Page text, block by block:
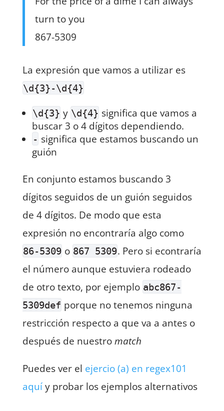
turn to you
867-5309
La expresión que vamos a utilizar es
\d{3}-\d{4}
\d{3} y \d{4} significa que vamos a
buscar 3 o 4 dígitos dependiendo.
- significa que estamos buscando un
guión
En conjunto estamos buscando 3
dígitos seguidos de un guión seguidos
de 4 dígitos. De modo que esta
expresión no encontraría algo como
86-5309 o 867 5309. Pero si econtraría
el número aunque estuviera rodeado
de otro texto, por ejemplo abc867-
5309def porque no tenemos ninguna
restricción respecto a que va a antes o
después de nuestromatch
Puedes ver el ejercio (a) en regex101
aquíy probar los ejemplos alternativos